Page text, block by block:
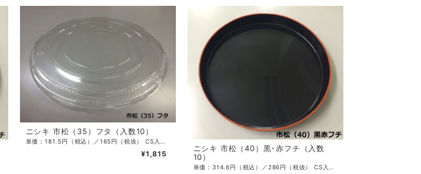
ニシキ 市松（35）フタ（入数10）
¥1,815
ニシキ 市松（40）黒･赤フチ（入数
10）